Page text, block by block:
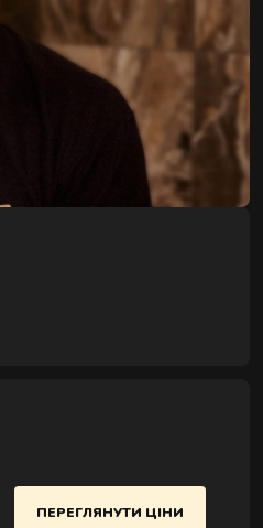
ПЕРЕГЛЯНУТИ ЦІНИ